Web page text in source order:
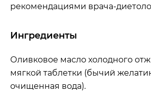
рекомендациями врача-
Ингредиенты
Оливковое масло холодного
мягкой таблетки (бычий
очищенная вода).